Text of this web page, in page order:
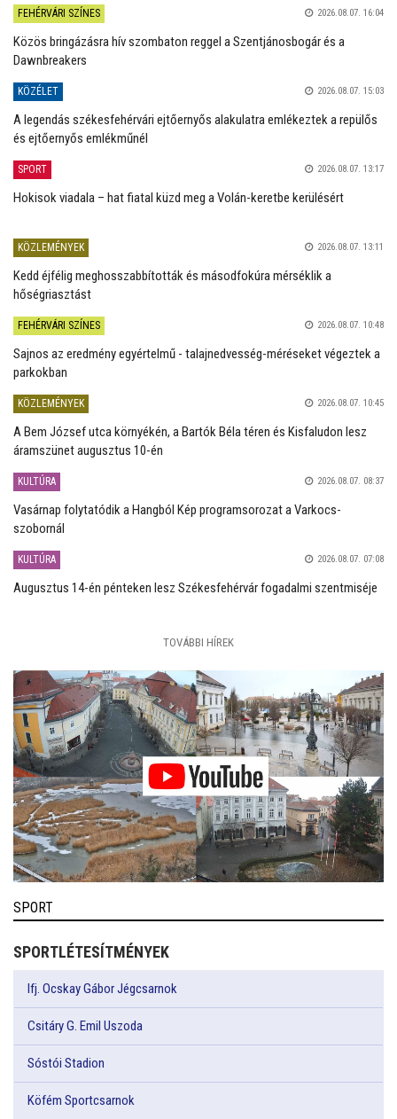
FEHÉRVÁRI SZÍNES 2026.08.07. 16:04
Közös bringázásra hív szombaton reggel a Szentjánosbogár és a
Dawnbreakers
KÖZÉLET 2026.08.07. 15:03
A legendás székesfehérvári ejtőernyős alakulatra emlékeztek a repülős
és ejtőernyős emlékműnél
SPORT 2026.08.07. 13:17
Hokisok viadala – hat fiatal küzd meg a Volán-keretbe kerülésért
KÖZLEMÉNYEK 2026.08.07. 13:11
Kedd éjfélig meghosszabbították és másodfokúra mérséklik a
hőségriasztást
FEHÉRVÁRI SZÍNES 2026.08.07. 10:48
Sajnos az eredmény egyértelmű - talajnedvesség-méréseket végeztek a
parkokban
KÖZLEMÉNYEK 2026.08.07. 10:45
A Bem József utca környékén, a Bartók Béla téren és Kisfaludon lesz
áramszünet augusztus 10-én
KULTÚRA 2026.08.07. 08:37
Vasárnap folytatódik a Hangból Kép programsorozat a Varkocs-
szobornál
KULTÚRA 2026.08.07. 07:08
Augusztus 14-én pénteken lesz Székesfehérvár fogadalmi szentmiséje
TOVÁBBI HÍREK
SPORT
SPORTLÉTESÍTMÉNYEK
Ifj. Ocskay Gábor Jégcsarnok
Csitáry G. Emil Uszoda
Sóstói Stadion
Köfém Sportcsarnok